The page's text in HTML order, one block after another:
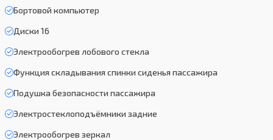
Бортовой компьютер
Диски 16
Электрообогрев лобового стекла
Функция складывания спинки сиденья пассажира
Подушка безопасности пассажира
Электростеклоподъёмники задние
Электрообогрев зеркал